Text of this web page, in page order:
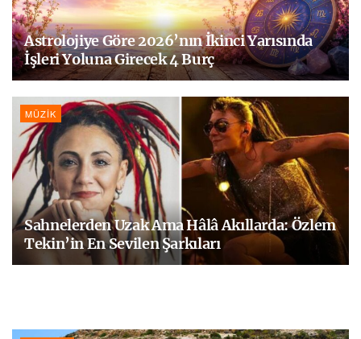
Astrolojiye Göre 2026’nın İkinci Yarısında
İşleri Yoluna Girecek 4 Burç
MÜZIK
Sahnelerden Uzak Ama Hâlâ Akıllarda: Özlem
Tekin’in En Sevilen Şarkıları